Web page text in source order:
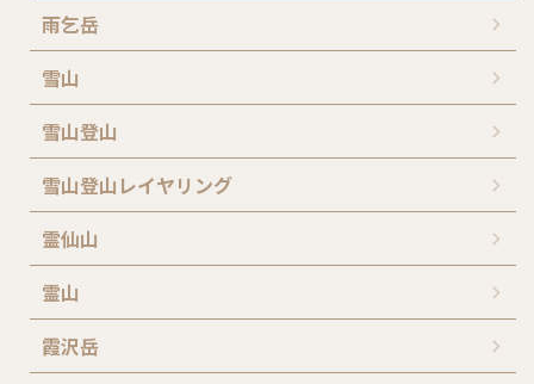
雨乞岳
雪山
雪山登山
雪山登山レイヤリング
霊仙山
霊山
霞沢岳